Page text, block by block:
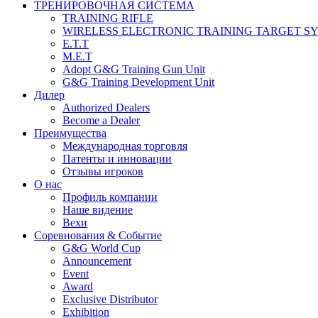
ТРЕНИРОВОЧНАЯ СИСТЕМА
TRAINING RIFLE
WIRELESS ELECTRONIC TRAINING TARGET
E.T.T
M.E.T
Adopt G&G Training Gun Unit
G&G Training Development Unit
Дилер
Authorized Dealers
Become a Dealer
Преимущества
Международная торговля
Патенты и инновации
Отзывы игроков
О нас
Профиль компании
Наше видение
Вехи
Соревнования & Событие
G&G World Cup
Announcement
Event
Award
Exclusive Distributor
Exhibition